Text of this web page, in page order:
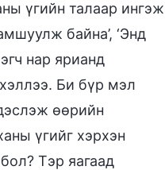
үгийн талаар ингэж
байна’, ‘Энд
нар ярианд
Би бүр мэл
өөрийн
үгийг хэрхэн
Тэр яагаад